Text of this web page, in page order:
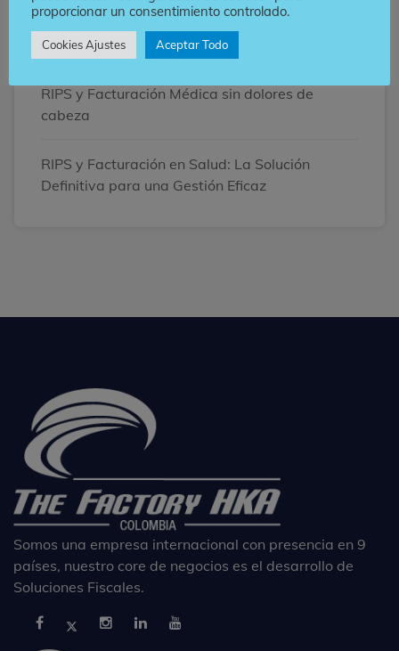
Optimiza la gestión de RIPS: 5 Claves para
Acelerar el Flujo de Caja en tu IPS
RIPS y Facturación Médica sin dolores de
cabeza
RIPS y Facturación en Salud: La Solución
Definitiva para una Gestión Eficaz
Somos una empresa internacional con presencia en 9
países, nuestro core de negocios es el desarrollo de
Soluciones Fiscales.
proporcionar un consentimiento controlado.
Cookies Ajustes Aceptar Todo